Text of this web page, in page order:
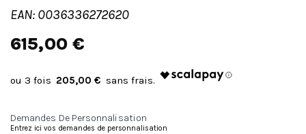
EAN: 0036336272620
615,00 €
205,00 €
Demandes De Personnalisation
Entrez ici vos demandes de personnalisation